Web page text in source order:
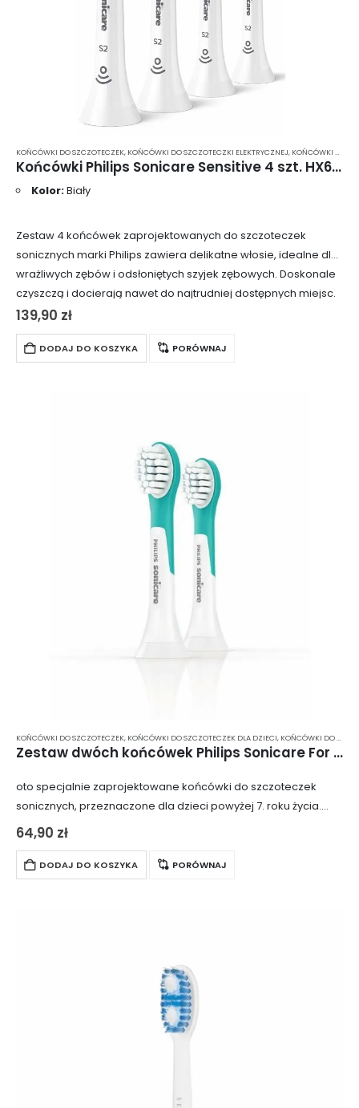
KOŃCÓWKI DO SZCZOTECZEK, KOŃCÓWKI DO SZCZOTECZKI ELEKTRYCZNEJ, KOŃCÓWKI DO SZCZOTECZKI ELEKTRYCZNEJ PHILIPS SONICARE
Końcówki Philips Sonicare Sensitive 4 szt. HX6054
Kolor:Biały
Zestaw 4 końcówek zaprojektowanych do szczoteczek
sonicznych marki Philips zawiera delikatne włosie, idealne dla
wrażliwych zębów i odsłoniętych szyjek zębowych. Doskonale
czyszczą i docierają nawet do najtrudniej dostępnych miejsc.
139,90 zł
DODAJ DO KOSZYKA PORÓWNAJ
KOŃCÓWKI DO SZCZOTECZEK, KOŃCÓWKI DO SZCZOTECZEK DLA DZIECI, KOŃCÓWKI DO SZCZOTECZKI ELEKTRYCZNEJ
Zestaw dwóch końcówek Philips Sonicare For Kids 7+ HX6042/33
oto specjalnie zaprojektowane końcówki do szczoteczek
sonicznych, przeznaczone dla dzieci powyżej 7. roku życia.
Idealnie nadają się do małych buzi i ząbków. Dzięki pokryciu
końcówki gumą, zęby są dodatkowo chronione…
64,90 zł
DODAJ DO KOSZYKA PORÓWNAJ